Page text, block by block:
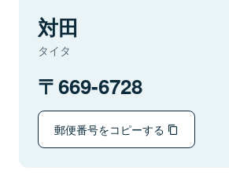
対田
タイタ
669-6728
郵便番号をコピーする